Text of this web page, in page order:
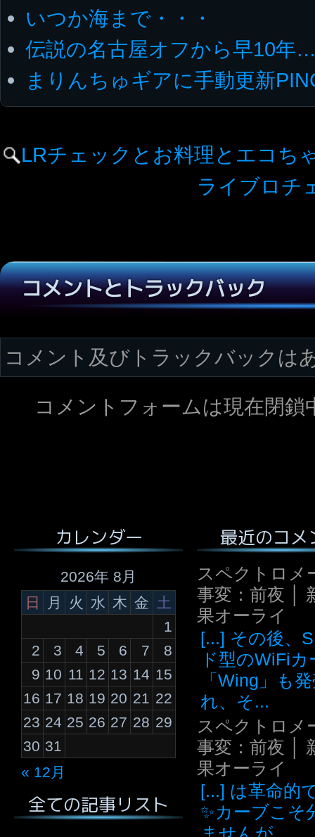
いつか海まで・・・
伝説の名古屋オフから早10年
まりんちゅギアに手動更新
LRチェックとお料理とエコち
ライブロチ
コメントとトラックバック
コメント及びトラックバックは
コメントフォームは現在閉鎖
カレンダー
2026年 8月
日
月 火 水 木 金 土
« 12月
1
2
3 4 5 6 7
8
9 10 11 12 13 14 15
16 17 18 19 20 21 22
23 24 25 26 27 28 29
30 31
全ての記事リスト
最近のコメ
スペクトロメ
事変：前夜 │
果オーライ
[...] その後、
ド型のWiFiカ
「Wing」も
れ、そ...
スペクトロメ
事変：前夜 │
果オーライ
[...] は革命的
✨カーブこそ
ませんが、...